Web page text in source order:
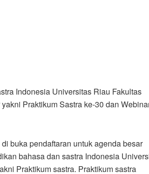
Indonesia Universitas Riau Fakultas
Praktikum Sastra ke-30 dan
buka pendaftaran untuk agenda besar
bahasa dan sastra Indonesia
Praktikum sastra. Praktikum sastra